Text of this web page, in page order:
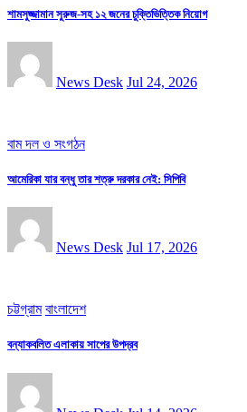
শামসুজ্জামান সুরুজ-সহ ১২ জনের চুক্তিভিত্তিক নিয়োগ
News Desk Jul 24, 2026
বাম দল ও সংগঠন
আমেরিকা যার বন্ধু তার শত্রু দরকার নেই: সিপিবি
News Desk Jul 17, 2026
চট্টগ্রাম বাংলাদেশ
বন্যাকবলিত এলাকায় সাপের উপদ্রব